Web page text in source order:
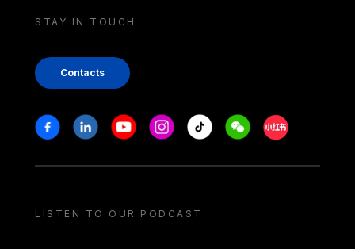
STAY IN TOUCH
Contacts
Stay in touch
FacebookLinkedinYoutubeInstagram
Tiktok WeechatXiaohongshu/
LISTEN TO OUR PODCAST